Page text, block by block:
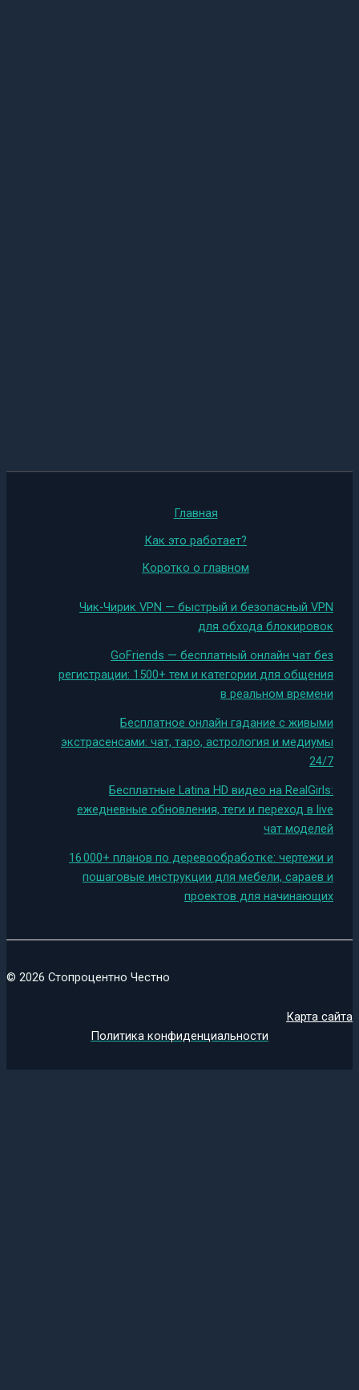
Главная
Как это работает?
Коротко о главном
Чик-Чирик VPN — быстрый и безопасный VPN
для обхода блокировок
GoFriends — бесплатный онлайн чат без
регистрации: 1500+ тем и категории для общения
в реальном времени
Бесплатное онлайн гадание с живыми
экстрасенсами: чат, таро, астрология и медиумы
24/7
Бесплатные Latina HD видео на RealGirls:
ежедневные обновления, теги и переход в live
чат моделей
16 000+ планов по деревообработке: чертежи и
пошаговые инструкции для мебели, сараев и
проектов для начинающих
© 2026 Стопроцентно Честно
Карта сайта
Политика конфиденциальности